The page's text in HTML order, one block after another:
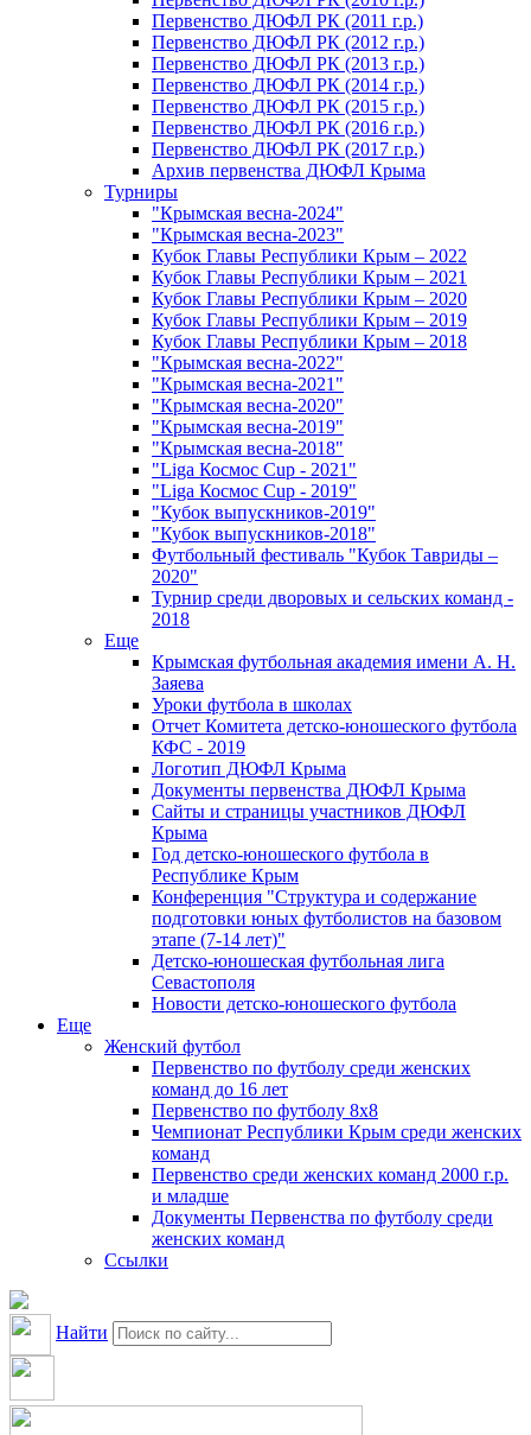
Первенство ДЮФЛ РК (2011 г.р.)
Первенство ДЮФЛ РК (2012 г.р.)
Первенство ДЮФЛ РК (2013 г.р.)
Первенство ДЮФЛ РК (2014 г.р.)
Первенство ДЮФЛ РК (2015 г.р.)
Первенство ДЮФЛ РК (2016 г.р.)
Первенство ДЮФЛ РК (2017 г.р.)
Архив первенства ДЮФЛ Крыма
Турниры
"Крымская весна-2024"
"Крымская весна-2023"
Кубок Главы Республики Крым – 2022
Кубок Главы Республики Крым – 2021
Кубок Главы Республики Крым – 2020
Кубок Главы Республики Крым – 2019
Кубок Главы Республики Крым – 2018
"Крымская весна-2022"
"Крымская весна-2021"
"Крымская весна-2020"
"Крымская весна-2019"
"Крымская весна-2018"
"Liga Космос Cup - 2021"
"Liga Космос Cup - 2019"
"Кубок выпускников-2019"
"Кубок выпускников-2018"
Футбольный фестиваль "Кубок Тавриды –
2020"
Турнир среди дворовых и сельских команд -
2018
Еще
Крымская футбольная академия имени А. Н.
Заяева
Уроки футбола в школах
Отчет Комитета детско-юношеского футбола
КФС - 2019
Логотип ДЮФЛ Крыма
Документы первенства ДЮФЛ Крыма
Сайты и страницы участников ДЮФЛ
Крыма
Год детско-юношеского футбола в
Республике Крым
Конференция "Структура и содержание
подготовки юных футболистов на базовом
этапе (7-14 лет)"
Детско-юношеская футбольная лига
Севастополя
Новости детско-юношеского футбола
Еще
Женский футбол
Первенство по футболу среди женских
команд до 16 лет
Первенство по футболу 8х8
Чемпионат Республики Крым среди женских
команд
Первенство среди женских команд 2000 г.р.
и младше
Документы Первенства по футболу среди
женских команд
Ссылки
Найти